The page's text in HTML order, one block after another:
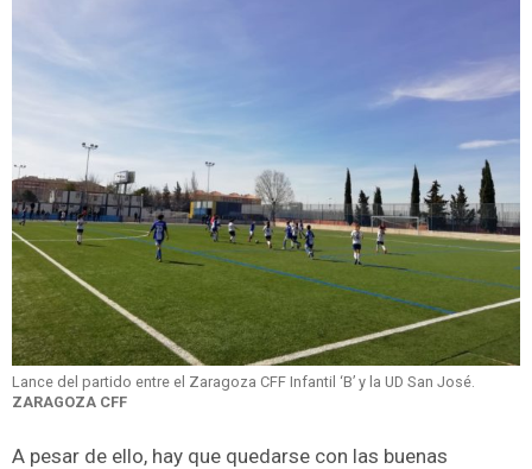
Lance del partido entre el Zaragoza CFF Infantil ‘B’ y la UD San José.
ZARAGOZA CFF
A pesar de ello, hay que quedarse con las buenas